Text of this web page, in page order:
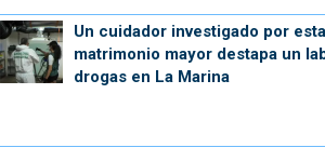
Un cuidador investigado por
matrimonio mayor destapa un
drogas en La Marina